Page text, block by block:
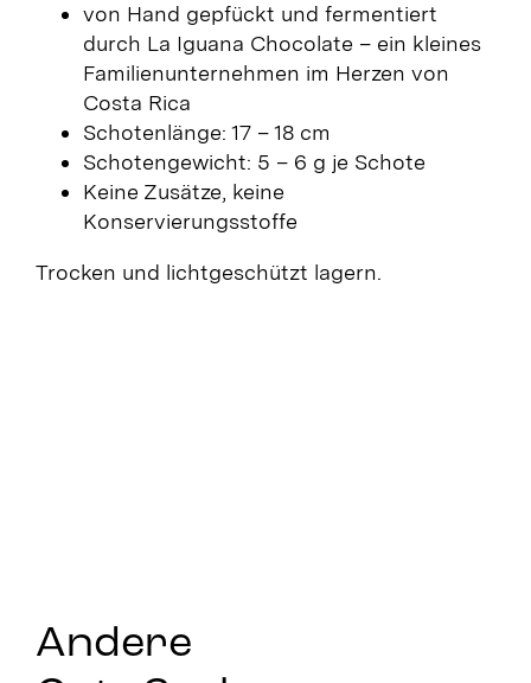
von Hand gepfückt und fermentiert
durch La Iguana Chocolate – ein kleines
Familienunternehmen im Herzen von
Costa Rica
Schotenlänge: 17 – 18 cm
Schotengewicht: 5 – 6 g je Schote
Keine Zusätze, keine
Konservierungsstoffe
Trocken und lichtgeschützt lagern.
Andere